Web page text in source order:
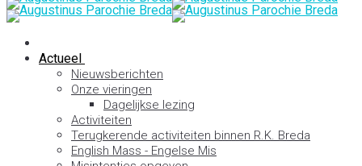
Actueel
Nieuwsberichten
Onze vieringen
Dagelijkse lezing
Activiteiten
Terugkerende activiteiten binnen R.K. Breda
English Mass - Engelse Mis